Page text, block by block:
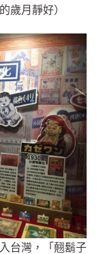
歲月靜好）
台灣，「翹鬍子